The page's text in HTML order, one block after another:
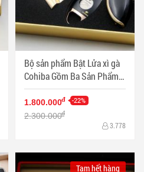
Bộ sản phẩm Bật Lửa xì gà
Cohiba Gồm Ba Sản Phẩm
Màu Đen - Mã SP: PKXG328
1.800.000đ -22%
2.300.000đ
3.778
Tạm hết hàng